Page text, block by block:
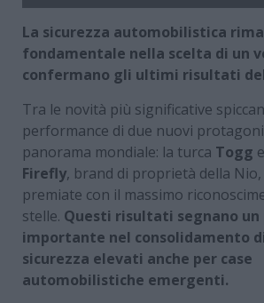
La sicurezza automobilistica
fondamentale nella scelta di un
confermano gli ultimi risultati
Tra le novità più significative
performance di due nuovi
panorama mondiale: la turca Togg
Firefly, brand di proprietà della
premiate con il massimo
stelle. Questi risultati segnano un
importante nel consolidamento
sicurezza elevati anche per case
automobilistiche emergenti.